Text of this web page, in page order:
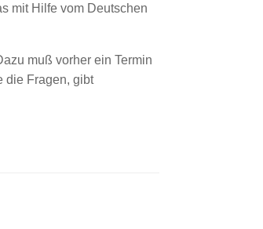
mit Hilfe vom Deutschen
muß vorher ein Termin
die Fragen, gibt